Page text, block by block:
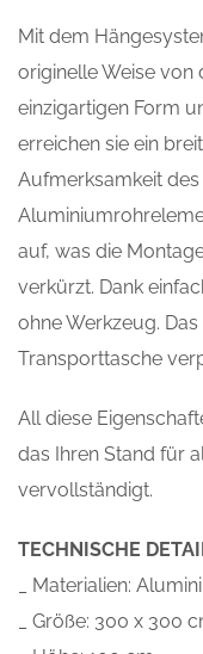
Mit dem
originelle Weise von
einzigartigen Form
erreichen sie ein
Aufmerksamkeit des
auf, was die
verkürzt. Dank
ohne Werkzeug.
Transporttasche
All diese
das Ihren Stand für
vervollständigt.
TECHNISCHE
_ Materialien:
_ Größe: 300 x 300